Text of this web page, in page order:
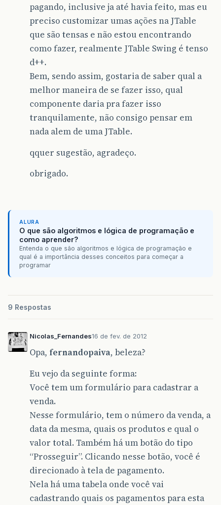
pagando, inclusive ja até havia feito, mas eu
preciso customizar umas ações na JTable
que são tensas e não estou encontrando
como fazer, realmente JTable Swing é tenso
d++.
Bem, sendo assim, gostaria de saber qual a
melhor maneira de se fazer isso, qual
componente daria pra fazer isso
tranquilamente, não consigo pensar em
nada alem de uma JTable.
qquer sugestão, agradeço.
obrigado.
ALURA
O que são algoritmos e lógica de programação e
como aprender?
Entenda o que são algoritmos e lógica de programação e
qual é a importância desses conceitos para começar a
programar
9 Respostas
Nicolas_Fernandes16 de fev. de 2012
Opa, fernandopaiva, beleza?
Eu vejo da seguinte forma:
Você tem um formulário para cadastrar a
venda.
Nesse formulário, tem o número da venda, a
data da mesma, quais os produtos e qual o
valor total. Também há um botão do tipo
“Prosseguir”. Clicando nesse botão, você é
direcionado à tela de pagamento.
Nela há uma tabela onde você vai
cadastrando quais os pagamentos para esta